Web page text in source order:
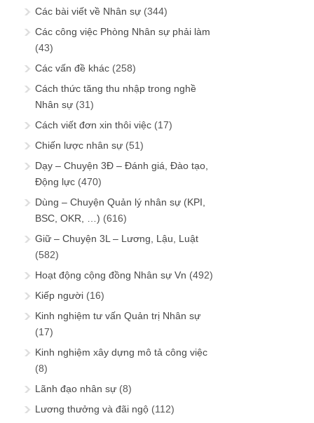
Các bài viết về Nhân sự (344)
Các công việc Phòng Nhân sự phải làm
(43)
Các vấn đề khác (258)
Cách thức tăng thu nhập trong nghề
Nhân sự (31)
Cách viết đơn xin thôi việc (17)
Chiến lược nhân sự (51)
Dạy – Chuyện 3Đ – Đánh giá, Đào tạo,
Động lực (470)
Dùng – Chuyện Quản lý nhân sự (KPI,
BSC, OKR, …) (616)
Giữ – Chuyện 3L – Lương, Lậu, Luật
(582)
Hoạt động cộng đồng Nhân sự Vn (492)
Kiếp người (16)
Kinh nghiệm tư vấn Quản trị Nhân sự
(17)
Kinh nghiệm xây dựng mô tả công việc
(8)
Lãnh đạo nhân sự (8)
Lương thưởng và đãi ngộ (112)